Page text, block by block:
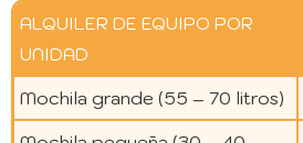
ALQUILER DE EQUIPO POR
UNIDAD
Mochila grande (55 – 70 litros)